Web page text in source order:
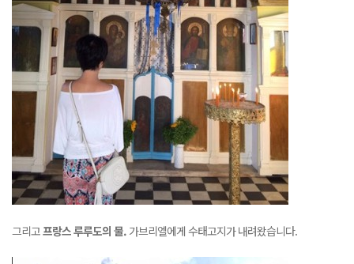
그리고프랑스 루루도의 물. 가브리엘에게 수태고지가 내려왔습니다.